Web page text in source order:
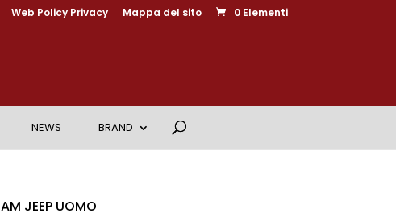
Web Policy Privacy Mappa del sito 0 Elementi
NEWS BRAND
JEEP UOMO